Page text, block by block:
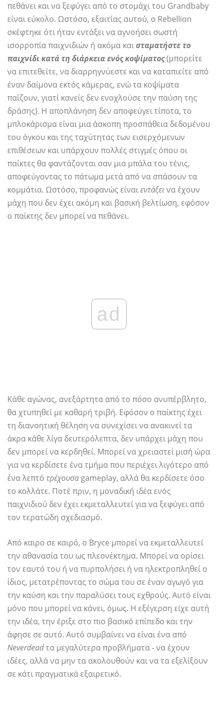
πεθάνει και να ξεφύγει από το στομάχι του Grandbaby
είναι εύκολο. Ωστόσο, εξαιτίας αυτού, ο Rebellion
σκέφτηκε ότι ήταν εντάξει να αγνοήσει σωστή
ισορροπία παιχνιδιών ή ακόμα καισταματήστε το
παιχνίδι κατά τη διάρκεια ενός κοψίματος(μπορείτε
να επιτεθείτε, να διαρρηγνύεστε και να καταπιείτε από
έναν δαίμονα εκτός κάμερας, ενώ τα κοψίματα
παίζουν, γιατί κανείς δεν ενοχλούσε την παύση της
δράσης). Η αποπλάνηση δεν αποφεύγει τίποτα, το
μπλοκάρισμα είναι μια άσκοπη προσπάθεια δεδομένου
του όγκου και της ταχύτητας των εισερχόμενων
επιθέσεων και υπάρχουν πολλές στιγμές όπου οι
παίκτες θα φαντάζονται σαν μια μπάλα του τένις,
αποφεύγοντας το πάτωμα μετά από να σπάσουν τα
κομμάτια. Ωστόσο, προφανώς είναιεντάξει να έχουν
μάχη που δεν έχει ακόμη και βασική βελτίωση, εφόσον
ο παίκτης δεν μπορεί να πεθάνει.
ad
Κάθε αγώνας, ανεξάρτητα από το πόσο ανυπέρβλητο,
θα χτυπηθεί με καθαρή τριβή. Εφόσον ο παίκτης έχει
τη διανοητική θέληση να συνεχίσει να ανακινεί τα
άκρα κάθε λίγα δευτερόλεπτα, δεν υπάρχει μάχη που
δεν μπορεί να κερδηθεί. Μπορεί να χρειαστεί μισή ώρα
για να κερδίσετε ένα τμήμα που περιέχει λιγότερο από
ένα λεπτό τρέχουσα gameplay, αλλά θα κερδίσετε όσο
το κολλάτε. Ποτέ πριν, η μοναδική ιδέα ενός
παιχνιδιού δεν έχει εκμεταλλευτεί για να ξεφύγει από
τον τερατώδη σχεδιασμό.
Από καιρο σε καιρό, ο Bryce μπορεί να εκμεταλλευτεί
την αθανασία του ως πλεονέκτημα. Μπορεί να ορίσει
τον εαυτό του ή να πυρπολήσει ή να ηλεκτροπληθεί ο
ίδιος, μετατρέποντας το σώμα του σε έναν αγωγό για
την καύση και την παραλύσει τους εχθρούς. Αυτό είναι
μόνο που μπορεί να κάνει, όμως. Η εξέγερση είχε αυτή
την ιδέα, την έριξε στο πιο βασικό επίπεδο και την
άφησε σε αυτό. Αυτό συμβαίνει να είναι ένα από
Neverdeadτα μεγαλύτερα προβλήματα - να έχουν
ιδέες, αλλά να μην τα ακολουθούν και να τα εξελίξουν
σε κάτι πραγματικά εξαιρετικό.